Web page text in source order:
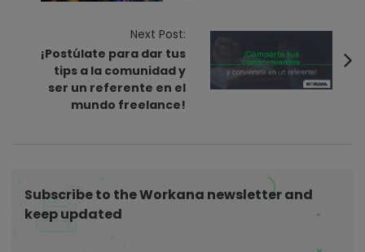
Next Post:
¡Postúlate para dar tus
tips a la comunidad y
ser un referente en el
mundo freelance!
Subscribe to the Workana newsletter and
keep updated